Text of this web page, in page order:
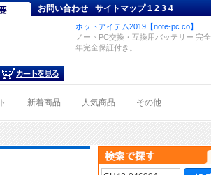
お問い合わせ サイトマップ 1234
ホットアイテム2019【note-pc.co】
ノートPC交換・互換用バッテリー 完
年完全保証付き。
新着商品 人気商品 その他